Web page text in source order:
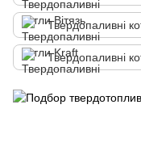
Твердопаливні
Твердопаливні